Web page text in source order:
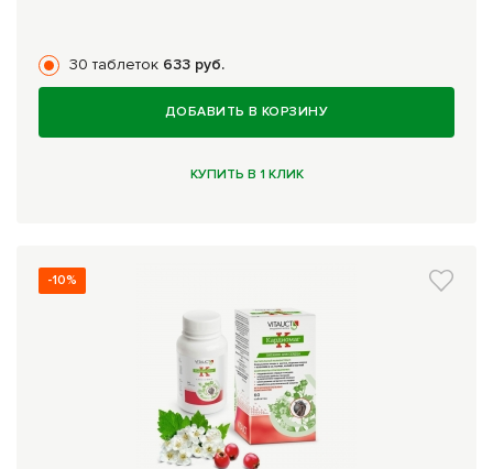
30 таблеток 633 руб.
ДОБАВИТЬ В КОРЗИНУ
КУПИТЬ В 1 КЛИК
-10%